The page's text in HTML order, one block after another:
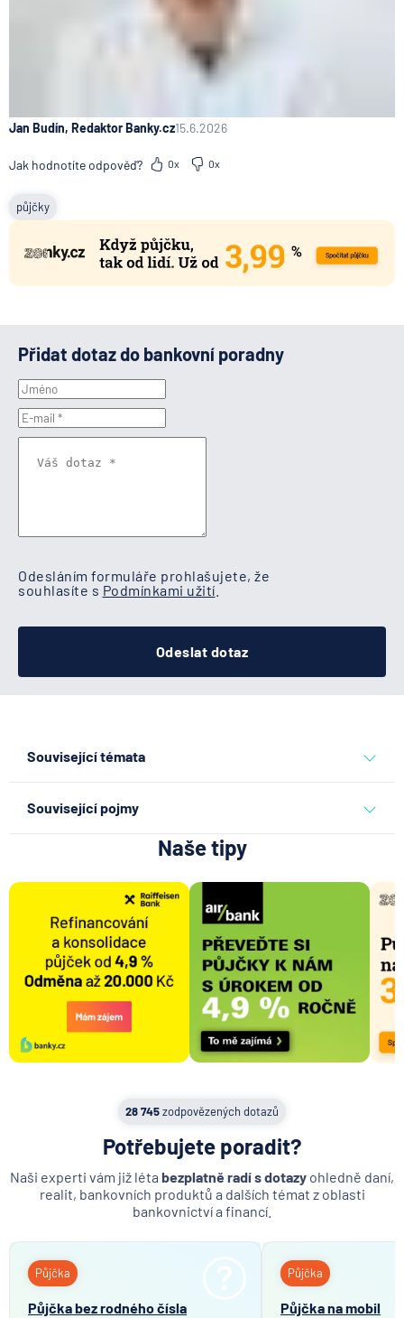
Jan Budín, Redaktor Banky.cz15.6.2026
Jak hodnotíte odpověď? 0x 0x
půjčky
Přidat dotaz do bankovní poradny
Odesláním formuláře prohlašujete, že
souhlasíte s Podmínkami užití
Odeslat dotaz
Související témata
Související pojmy
Retailové bankovnictví
Naše tipy
28 745zodpovězených dotazů
Potřebujete poradit?
Naši experti vám již léta bezplatně radí s dotazy ohledně daní,
realit, bankovních produktů a dalších témat z oblasti
bankovnictví a financí.
Půjčka
Půjčka bez rodného čísla
Půjčka
Půjčka na mobil